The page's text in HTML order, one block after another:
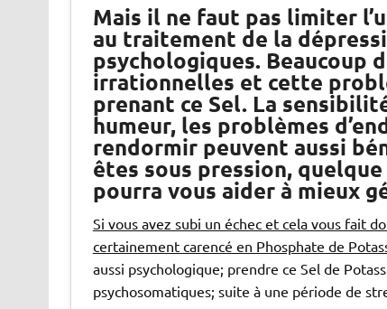
Mais il ne faut pas limiter
au traitement de la
psychologiques. Beaucoup
irrationnelles et cette
prenant ce Sel. La
humeur, les problèmes
rendormir peuvent aussi
êtes sous pression,
pourra vous aider à mieux
Si vous avez subi un échec et cela vous fait
certainement carencé en Phosphate de
aussi psychologique; prendre ce Sel de
psychosomatiques; suite à une période de